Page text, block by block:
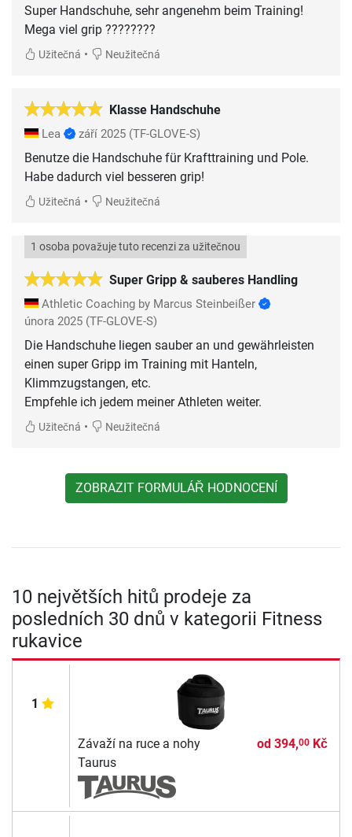
Super Handschuhe, sehr angenehm beim Training!
Mega viel grip ????????
Užitečná • Neužitečná
Klasse Handschuhe
Lea září 2025 (TF-GLOVE-S)
Benutze die Handschuhe für Krafttraining und Pole.
Habe dadurch viel besseren grip!
Užitečná • Neužitečná
Super Gripp & sauberes Handling
1 osoba považuje tuto recenzi za užitečnou
Athletic Coaching by Marcus Steinbeißer
února 2025 (TF-GLOVE-S)
Die Handschuhe liegen sauber an und gewährleisten
einen super Gripp im Training mit Hanteln,
Klimmzugstangen, etc.
Empfehle ich jedem meiner Athleten weiter.
Užitečná • Neužitečná
ZOBRAZIT FORMULÁŘ HODNOCENÍ
10 největších hitů prodeje za
posledních 30 dnů v kategorii Fitness
rukavice
1
Závaží na ruce a nohy
Taurus
od 394,00Kč